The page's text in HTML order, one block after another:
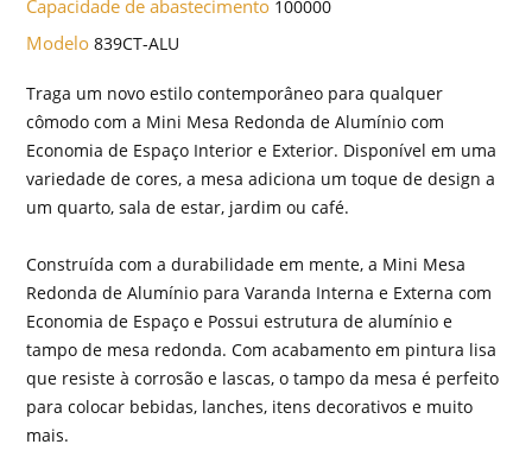
Capacidade de abastecimento 100000
Modelo839CT-ALU
Traga um novo estilo contemporâneo para qualquer
cômodo com a Mini Mesa Redonda de Alumínio com
Economia de Espaço Interior e Exterior. Disponível em uma
variedade de cores, a mesa adiciona um toque de design a
um quarto, sala de estar, jardim ou café.
Construída com a durabilidade em mente, a Mini Mesa
Redonda de Alumínio para Varanda Interna e Externa com
Economia de Espaço e Possui estrutura de alumínio e
tampo de mesa redonda. Com acabamento em pintura lisa
que resiste à corrosão e lascas, o tampo da mesa é perfeito
para colocar bebidas, lanches, itens decorativos e muito
mais.